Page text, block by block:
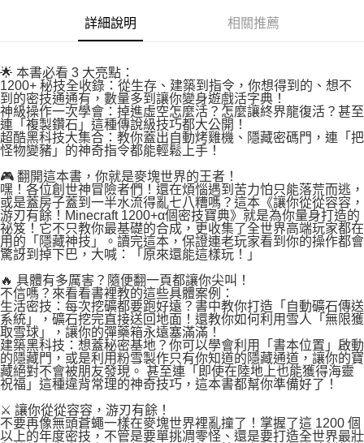
權轉讓予恩沛科技股份有限公司。
２．關於個人資料處理事宜，請瀏覽以下網址：
https://aftee.tw/terms/#terms3
３．未成年的使用者請事先徵得法定代理人或監護人之同意方可使用
「AFTEE先享後付」，若未經同意申辦者引起之損失，本公司不負相關責
任。
時審查核予不同之上限額度；若仍有額度不足之情形，本公司將視審查結果
請求用戶進行身份認證。
５．嚴禁一人註冊多個帳號或使用他人資訊註冊。若發現惡意使用之情形，
恩沛科技股份有限公司將有權停止該用戶之使用額度並採取法律行動。
付款後7-11取貨
每筆NT$80，滿NT$500(含以上)免運費
宅配
每筆NT$100，滿NT$800(含以上)免運費
國家/地區配送 查看運費
詳細說明 相關推薦
🌟 本書必看 3 大亮點：
1200+ 秘技全收錄：從生存、建築到指令，你想得到的、想不
到的密技通通有，數量多到讓你變身遊戲活字典！
神級操作一次學會：掉進虛空怎麼活？怎麼讓終界龍復活？甚至
連「複製鑽石」這種傳說級技巧都大公開！
超酷黑科技大集合：教你蓋出自動烤雞機、隱藏密碼門，連「把
怪物變豬」的神奇指令都能輕鬆上手！
🎮 翻開這本書，你就是麥塊世界的王者！
嘿！各位創世神冒險者們！還在煩惱遇到苦力怕只能落荒而逃，
或是蓋房子蓋到一半水流得亂七八糟嗎？這本《讓你從從容容，
游刃有餘！Minecraft 1200+α個密技寶典》就是為你量身打造的
祕笈！它不只教你最基礎的合成，更收集了全世界高端玩家都在
用的「隱藏神技」。讀完這本，保證連老玩家看到你的操作都會
驚訝到掉下巴，大喊：「原來還能這樣玩！」
🔥 具體有多厲害？隨便翻一頁都讓你尖叫！
不信嗎？來看看書裡教的這些具體案例：
生活密技：每次挖礦都要跑好遠？書中教你打造「自動礦石傳送
系統」，礦石挖完直接送回地面！還教你如何利用雪人「無限獲
取雪球」，讓你的彈藥箱永遠塞滿滿！
建築黑科技：想蓋秘密基地？你可以學會利用「書本位置」啟動
的隱藏門，或是利用粉雪製作只有你知道的隱藏通道，讓你的寶
藏絕對不會被朋友發現。 甚至連「即使在陸地上也能獲得海靈
祝福」這種違背常理的神奇技巧，這本書都幫你準備好了！
⚔️ 讓你從從容容，游刃有餘！
不要再像無頭蒼蠅一樣在麥塊世界裡亂撞了！掌握了這 1200 個
以上的年度密技，不管是要單挑凋零怪、還是要打造全世界最壯